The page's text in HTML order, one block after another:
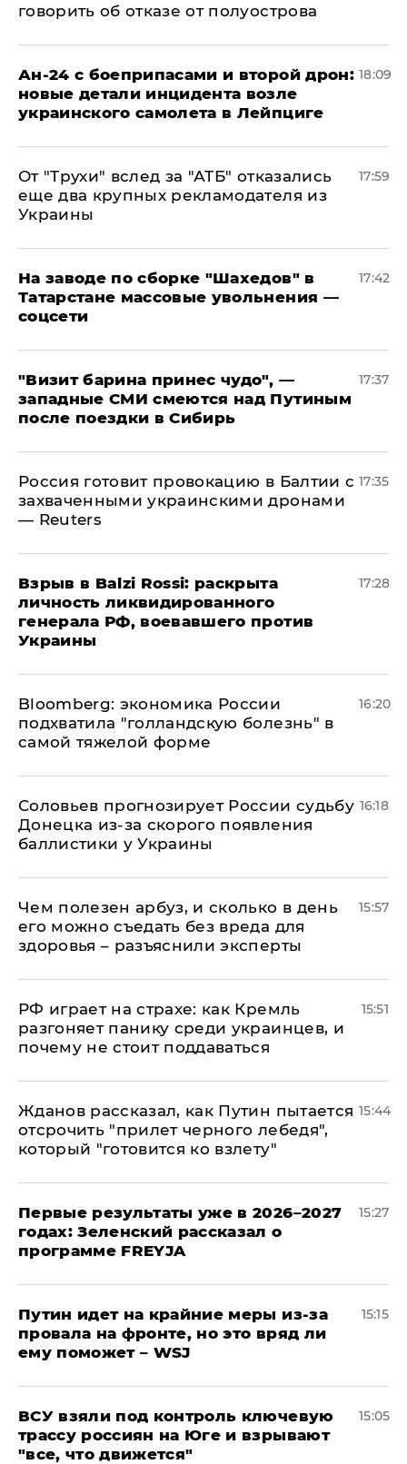
говорить об отказе от полуострова
Ан-24 с боеприпасами и второй дрон:
новые детали инцидента возле
украинского самолета в Лейпциге
18:09
От "Трухи" вслед за "АТБ" отказались
еще два крупных рекламодателя из
Украины
17:59
На заводе по сборке "Шахедов" в
Татарстане массовые увольнения —
соцсети
17:42
"Визит барина принес чудо", —
западные СМИ смеются над Путиным
после поездки в Сибирь
17:37
​Россия готовит провокацию в Балтии с
захваченными украинскими дронами
— Reuters
17:35
​Взрыв в Balzi Rossi: раскрыта
личность ликвидированного
генерала РФ, воевавшего против
Украины
17:28
Bloomberg: экономика России
подхватила "голландскую болезнь" в
самой тяжелой форме
16:20
Соловьев прогнозирует России судьбу
Донецка из-за скорого появления
баллистики у Украины
16:18
Чем полезен арбуз, и сколько в день
его можно съедать без вреда для
здоровья – разъяснили эксперты
15:57
РФ играет на страхе: как Кремль
разгоняет панику среди украинцев, и
почему не стоит поддаваться
15:51
Жданов рассказал, как Путин пытается
отсрочить "прилет черного лебедя",
который "готовится ко взлету"
15:44
Первые результаты уже в 2026–2027
годах: Зеленский рассказал о
программе FREYJA
15:27
Путин идет на крайние меры из-за
провала на фронте, но это вряд ли
ему поможет – WSJ
15:15
ВСУ взяли под контроль ключевую
трассу россиян на Юге и взрывают
"все, что движется"
15:05